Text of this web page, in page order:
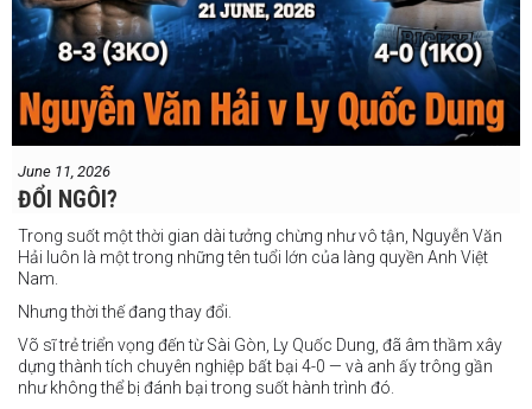
June 11, 2026
ĐỔI NGÔI?
Trong suốt một thời gian dài tưởng chừng như vô tận, Nguyễn Văn
Hải luôn là một trong những tên tuổi lớn của làng quyền Anh Việt
Nam.
Nhưng thời thế đang thay đổi.
Võ sĩ trẻ triển vọng đến từ Sài Gòn, Ly Quốc Dung, đã âm thầm xây
dựng thành tích chuyên nghiệp bất bại 4-0 — và anh ấy trông gần
như không thể bị đánh bại trong suốt hành trình đó.